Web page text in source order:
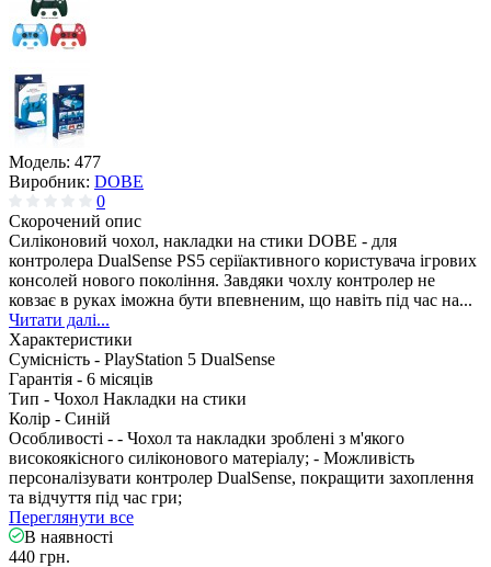
Модель: 477
Виробник: DOBE
0
Скорочений опис
Силіконовий чохол, накладки на стики DOBE - для
контролера DualSense PS5 серіїактивного користувача ігрових
консолей нового покоління. Завдяки чохлу контролер не
ковзає в руках іможна бути впевненим, що навіть під час на...
Читати далі...
Характеристики
Сумісність - PlayStation 5 DualSense
Гарантія - 6 місяців
Тип - Чохол Накладки на стики
Колір - Синій
Особливості - - Чохол та накладки зроблені з м'якого
високоякісного силіконового матеріалу; - Можливість
персоналізувати контролер DualSense, покращити захоплення
та відчуття під час гри;
Переглянути все
В наявності
440 грн.